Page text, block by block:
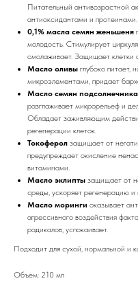
Питательный антивозрастной
антиоксидантами и протеинами.
0,1% масла семян женьшеня
молодость. Стимулирует
омолаживает. Защищает клетки
Масло оливы глубоко питает,
микроэлементами, придает
Масло семян подсолнечника
разглаживает микрорельеф и
Обладает заживляющим
регенерации клеток.
Токоферол защищает от
предупреждает окисление
витаминами.
Масло эклипты защищает от
среды, ускоряет регенерацию и
Масло моринги оказывает
агрессивного воздействия
радикалов, успокаивает.
Подходит для сухой, нормальной и
Объем: 210 мл